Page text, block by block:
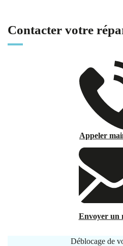
Contacter votre
Appeler
Envoyer un
Déblocage de